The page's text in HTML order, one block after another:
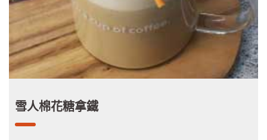
雪人棉花糖拿鐵